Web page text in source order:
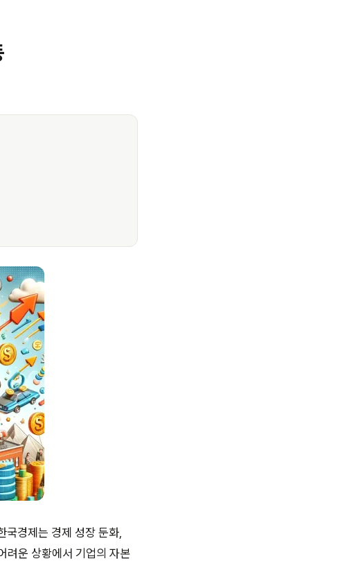
경제는 경제 성장 둔화,
려운 상황에서 기업의 자본